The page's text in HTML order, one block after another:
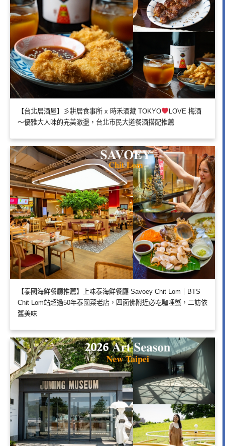
【台北居酒屋】彡耕居食事所 x 時禾酒藏 TOKYO
LOVE 梅酒
～優雅大人味的完美激盪，台北市民大道餐酒搭配推薦
【泰國海鮮餐廳推薦】上味泰海鮮餐廳 Savoey Chit Lom｜BTS
Chit Lom站超過50年泰國菜老店，四面佛附近必吃咖哩蟹，二訪依
舊美味